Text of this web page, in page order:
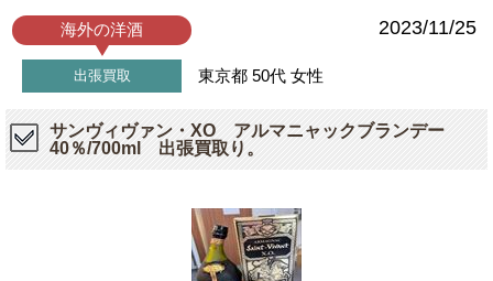
海外の洋酒 2023/11/25
出張買取 東京都 50代 女性
サンヴィヴァン・XO アルマニャックブランデー
40％/700ml 出張買取り。